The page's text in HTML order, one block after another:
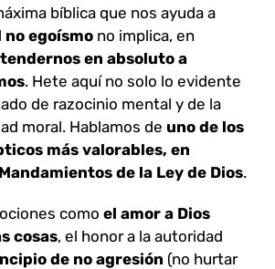
bíblica que nos ayuda a
no egoísmo no implica, en
en absoluto a
. Hete aquí no solo lo evidente
de razocinio mental y de la
moral. Hablamos de uno de los
más valorables, en
de la Ley de Dios.
como el amor a Dios
cosas, el honor a la autoridad
de no agresión (no hurtar